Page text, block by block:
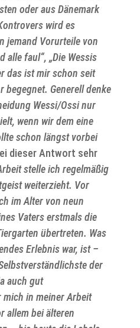
oder aus Dänemark
wird es
jemand Vorurteile von
alle faul“, „Die Wessis
das ist mir schon seit
begegnet. Generell denke
Wessi/Ossi nur
wenn wir dem eine
schon längst vorbei
dieser Antwort sehr
stelle ich regelmäßig
weiterzieht. Vor
im Alter von neun
Vaters erstmals die
übertreten. Was
Erlebnis war, ist –
der
auch gut
in meiner Arbeit
allem bei älteren